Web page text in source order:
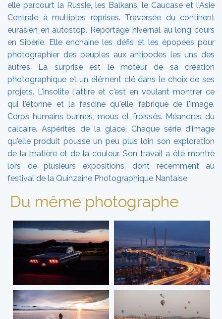
elle parcourt la Russie, les Balkans, le Caucase et l'Asie
Centrale à multiples reprises. Traversée du continent
eurasien en autostop. Reportage hivernal au long cours
en Sibérie. Elle enchaine les défis et les épopées pour
photographier des peuples aux antipodes les uns des
autres. La surprise est le moteur de sa création
photographique et un élément clé dans le choix de ses
projets. L'insolite l'attire et c'est en voulant montrer ce
qui l'étonne et la fascine qu'elle fabrique de l'image.
Corps humains burinés, mous et froissés. Méandres du
calcaire. Aspérités de la glace. Chaque série d'image
qu'elle produit pousse un peu plus loin son exploration
de la matière et de la couleur. Son travail a été montré
lors de plusieurs expositions, dont récemment au
festival de la Quinzaine Photographique Nantaise
Du même photographe